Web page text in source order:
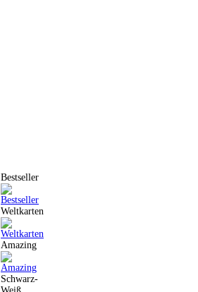
Bestseller
Weltkarten
Amazing
Schwarz-